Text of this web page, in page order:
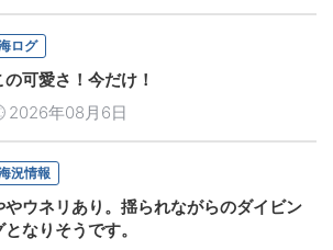
ログ
の可愛さ！今だけ！
2026年08月6日
況情報
やウネリあり。揺られながらのダイビン
となりそうです。